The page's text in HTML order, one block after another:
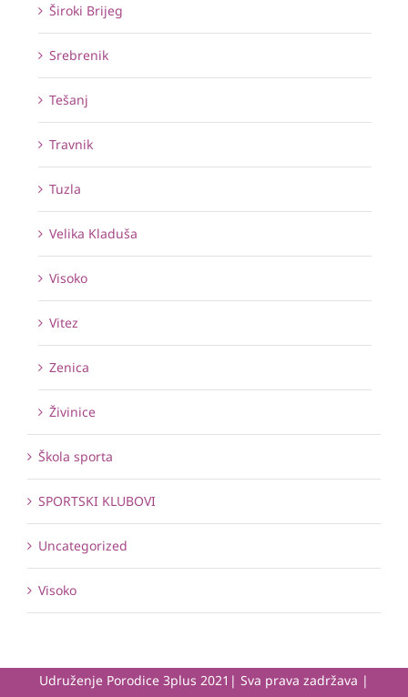
Široki Brijeg
Srebrenik
Tešanj
Travnik
Tuzla
Velika Kladuša
Visoko
Vitez
Zenica
Živinice
Škola sporta
SPORTSKI KLUBOVI
Uncategorized
Visoko
Udruženje Porodice 3plus 2021| Sva prava zadržava |